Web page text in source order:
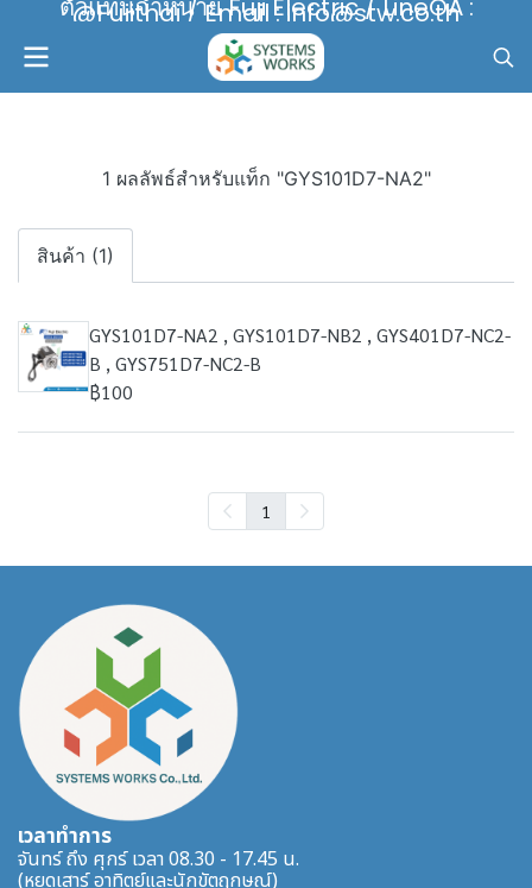
ตัวแทนจำหน่าย Fuji Electric / LineOA :
@Fujithai / Email : info@stw.co.th
1 ผลลัพธ์สำหรับแท็ก "GYS101D7-NA2"
สินค้า (1)
GYS101D7-NA2 , GYS101D7-NB2 , GYS401D7-NC2-
B , GYS751D7-NC2-B
฿100
1
เวลาทำการ
จันทร์ ถึง ศุกร์ เวลา 08.30 - 17.45 น.
(หยุดเสาร์ อาทิตย์และนักขัตฤกษณ์)